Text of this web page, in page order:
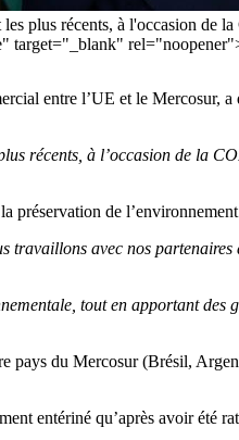
plus récents, à l'occasion de
target="_blank"
entre l’UE et le Mercosur,
récents, à l’occasion de la
préservation de
avec nos
tout en apportant des
du Mercosur (Brésil,
entériné qu’après avoir été